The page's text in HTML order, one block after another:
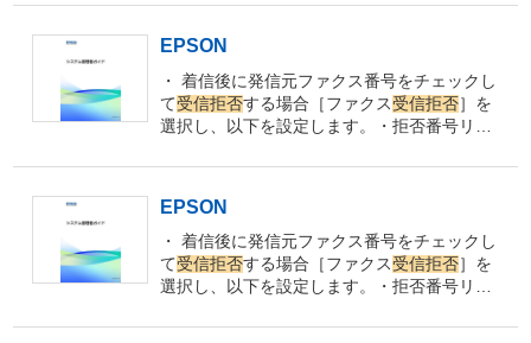
を拒否します。・ ファクス受信拒否着信後に
す。 1. ホーム画面で［設定］を選択しま
す。 2.［ファクス受信拒否 ］の設定で［拒否
番号リスト］を有効にしているときは、拒否
番号リストに載っている番号からのファクス
EPSON
・ 着信後に発信元ファクス番号をチェックし
て受信拒否する場合［ファクス受信拒否］を
選択し、以下を設定します。・拒否番号リス
を拒否します。・ ファクス受信拒否着信後に
す。 1. ホーム画面で［設定］を選択しま
す。 2.［ファクス受信拒否 ］の設定で［拒否
番号リスト］を有効にしているときは、拒否
番号リストに載っている番号からのファクス
EPSON
・ 着信後に発信元ファクス番号をチェックし
て受信拒否する場合［ファクス受信拒否］を
選択し、以下を設定します。・拒否番号リス
を拒否します。・ ファクス受信拒否着信後に